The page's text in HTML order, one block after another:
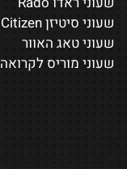
שעוני סיטיזן Citizen
שעוני טאג האוור
שעוני מוריס לקרואה Maurice Lacroix